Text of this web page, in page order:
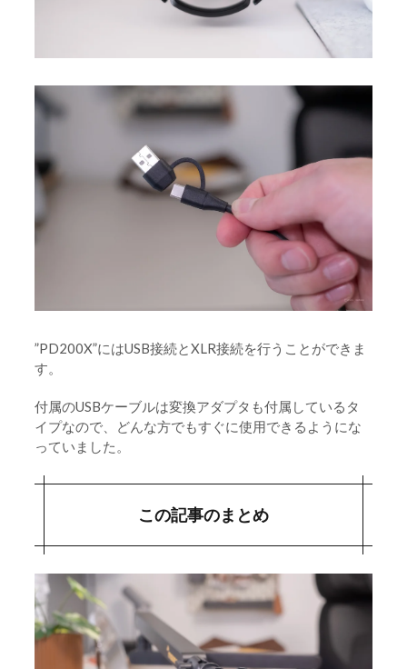
”PD200X”にはUSB接続とXLR接続を行うことができま
す。
付属のUSBケーブルは変換アダプタも付属しているタ
イプなので、どんな方でもすぐに使用できるようにな
っていました。
この記事のまとめ